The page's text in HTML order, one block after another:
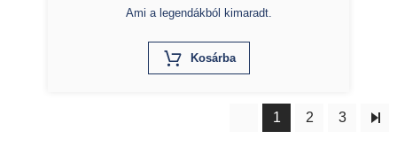
Ami a legendákból kimaradt.
KosárbaX
1 2 3